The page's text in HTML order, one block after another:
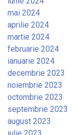
mai 2024
aprilie 2024
martie 2024
februarie 2024
ianuarie 2024
decembrie 2023
noiembrie 2023
octombrie 2023
septembrie 2023
august 2023
iulie 2023